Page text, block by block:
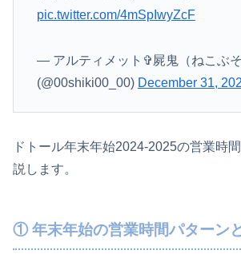
pic.twitter.com/4mSpIwyZcF
— アルティメット✞屍鬼（ねこぶそ
(@00shiki00_00) December 31,
ドトール年末年始2024-2025の営業時
説します。
① 年末年始の営業時間パターン